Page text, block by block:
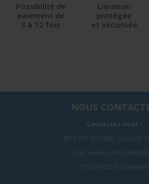
Possibilité de
paiement de
3 à 12 fois
Livraison
protégée
et sécurisée
NOUS
Contactez-nous !
MYSHOP SOLAIRE - GALAXIE
297, Avenue Paul
77550 MOISSY